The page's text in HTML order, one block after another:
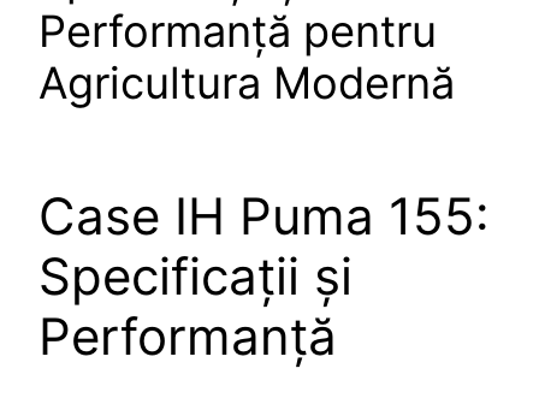
Performanță pentru
Agricultura Modernă
Case IH Puma 155:
Specificații și
Performanță